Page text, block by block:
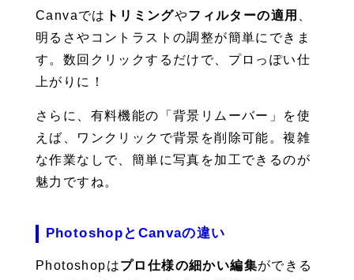
Canvaでは トリミングやフィルターの適用
明るさやコントラストの調整が簡単にできま
す。数回クリックするだけで、プロっぽい仕
上がりに！
さらに、有料機能の「背景リムーバー」を使
えば、ワンクリックで背景を削除可能。複雑
な作業なしで、簡単に写真を加工できるのが
魅力ですね。
PhotoshopとCanvaの違い
Photoshopはプロ仕様の細かい編集ができる